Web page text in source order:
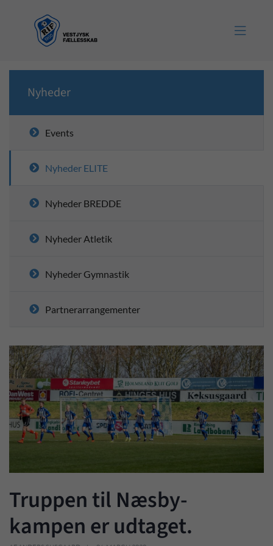

Nyheder
Events
Nyheder ELITE
Nyheder BREDDE
Nyheder Atletik
Nyheder Gymnastik
Partnerarrangementer
Truppen til Næsby-
kampen er udtaget.